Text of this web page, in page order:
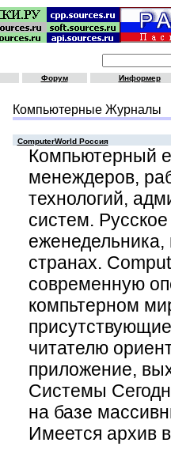
Форум Информер
Компьютерные Журналы
ComputerWorld Россия
Компьютерный
менеждеров,
технологий,
систем.
еженедельника,
странах.
современную
компьтерном
читателю
приложение,
Системы
на базе
Имеется архив